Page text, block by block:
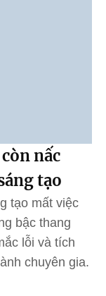
nấc
tạo
tạo mất việc
bậc thang
lỗi và tích
chuyên gia.